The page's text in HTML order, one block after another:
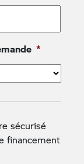
*
sécurisé
financement